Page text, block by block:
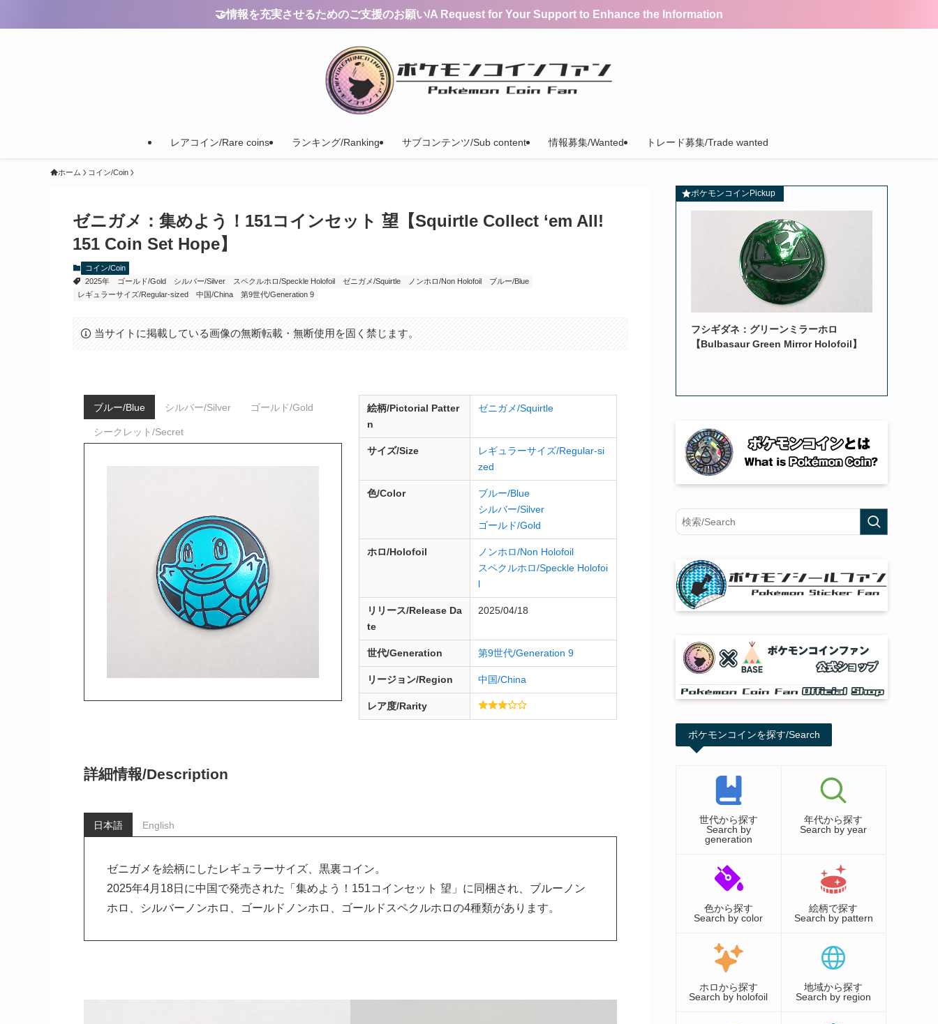
🤝情報を充実させるためのご支援のお願い/A Request for Your Support to Enhance the Information
レアコイン/Rare coins ランキング/Ranking サブコンテンツ/Sub content 情報募集/Wanted トレード募集/Trade wanted
ホーム コイン/Coin
ゼニガメ：集めよう！151コインセット 望【Squirtle Collect ‘em All!
151 Coin Set Hope】
コイン/Coin
2025年
ゴールド/Gold シルバー/Silver スペクルホロ/Speckle Holofoil ゼニガメ/Squirtle ノンホロ/Non Holofoil
ブルー/Blue
レギュラーサイズ/Regular-sized
中国/China 第9世代/Generation 9
当サイトに掲載している画像の無断転載・無断使用を固く禁じます。
ブルー/Blue シルバー/Silver ゴールド/Gold
シークレット/Secret
絵柄/Pictorial Patter
n
ゼニガメ/Squirtle
サイズ/Size
レギュラーサイズ/Regular-si
zed
色/Color
ブルー/Blue
シルバー/Silver
ゴールド/Gold
ホロ/Holofoil
ノンホロ/Non Holofoil
スペクルホロ/Speckle Holofoi
l
リリース/ReleaseDa
te
2025/04/18
世代/Generation 第9世代/Generation 9
リージョン/Region 中国/China
レア度/Rarity
詳細情報/Description
日本語 English
ゼニガメを絵柄にしたレギュラーサイズ、黒裏コイン。
2025年4月18日に中国で発売された「集めよう！151コインセット 望」に同梱され、ブルーノン
ホロ、シルバーノンホロ、ゴールドノンホロ、ゴールドスペクルホロの4種類があります。
ポケモンコインPickup
フシギダネ：グリーンミラーホロ
【Bulbasaur Green Mirror Holofoil】
ポケモンコインを探す/Search
世代から探す
Search by
generation
年代から探す
Search by year
色から探す
Search by color
絵柄で探す
Search by pattern
ホロから探す
Search by holofoil
地域から探す
Search by region